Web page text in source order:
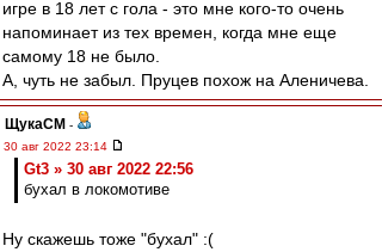
игре в 18 лет с гола - это мне кого-то очень
напоминает из тех времен, когда мне еще
самому 18 не было.
А, чуть не забыл. Пруцев похож на Аленичева.
ЩукаСМ -
30 авг 2022 23:14
Gt3 » 30 авг 2022 22:56
бухал в локомотиве
Ну скажешь тоже "бухал" :(